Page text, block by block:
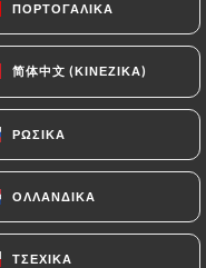
ΠΟΡΤΟΓΑΛΙΚΆ
简体中文 (ΚΙΝΈΖΙΚΑ)
ΡΩΣΙΚΆ
ΟΛΛΑΝΔΙΚΆ
ΤΣΈΧΙΚΑ
ΠΟΡΤΟΓΑΛΙΚΆ
简体中文 (ΚΙΝΈΖΙΚΑ)
ΡΩΣΙΚΆ
ΟΛΛΑΝΔΙΚΆ
ΤΣΈΧΙΚΑ